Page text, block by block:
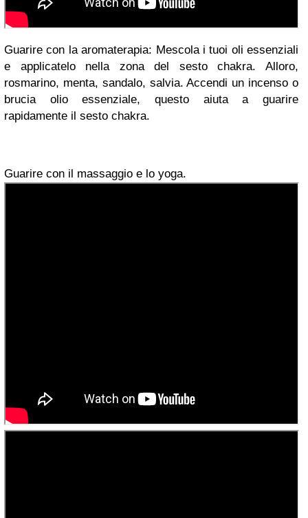
Guarire con laaromaterapia: Mescola i tuoi oli essenziali
e applicatelo nella zona del sesto chakra. Alloro,
rosmarino, menta, sandalo, salvia. Accendi un incenso o
brucia olio essenziale, questo aiuta a guarire
rapidamente il sesto chakra.
Guarire con il massaggio e lo yoga.